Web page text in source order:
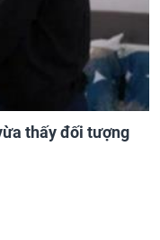
thấy đối tượng